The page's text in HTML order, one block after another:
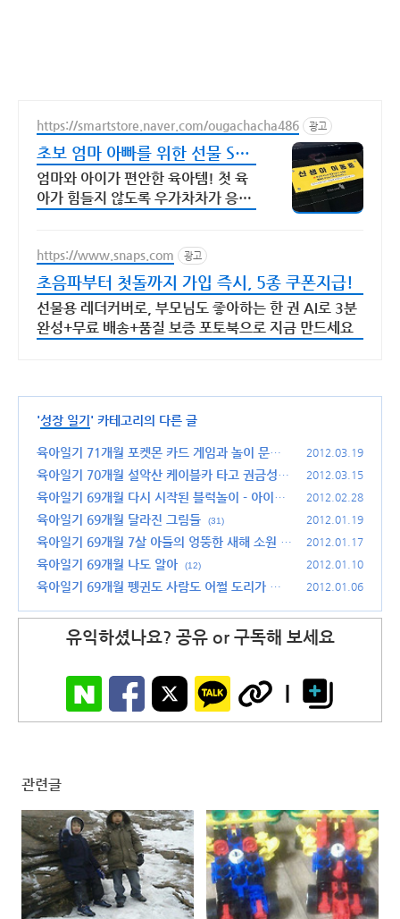
https://smartstore.naver.com/ougachacha486 광고
초보 엄마 아빠를 위한 선물 SNS
에서 난리난 그 것!
엄마와 아이가 편안한 육아템! 첫 육
아가 힘들지 않도록 우가차차가 응원
https://www.snaps.com 광고
초음파부터 첫돌까지 가입 즉시, 5종 쿠폰지급!
선물용 레더커버로, 부모님도 좋아하는 한 권 AI로 3분
완성+무료 배송+품질 보증 포토북으로 지금 만드세요
'성장 일기 ' 카테고리의 다른 글
육아일기 71개월 포켓몬 카드 게임과 놀이 문화
세대 차이
(6)
2012.03.19
육아일기 70개월 설악산 케이블카 타고 권금성
정복하기
(12)
2012.03.15
육아일기 69개월 다시 시작된 블럭놀이 - 아이링
고와 뉴턴블럭
(7)
2012.02.28
육아일기 69개월 달라진 그림들 (31) 2012.01.19
육아일기 69개월 7살 아들의 엉뚱한 새해 소원
(1
6)
2012.01.17
육아일기 69개월 나도 알아 (12) 2012.01.10
육아일기 69개월 펭귄도 사람도 어쩔 도리가 없
2012.01.06
유익하셨나요? 공유 or 구독해 보세요
관련글